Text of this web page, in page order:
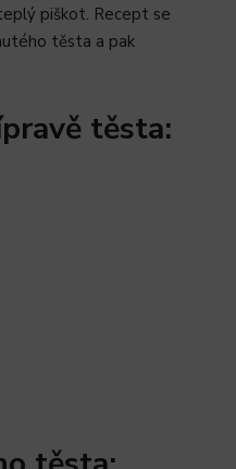
piškot. Recept se
těsta a pak
těsta: